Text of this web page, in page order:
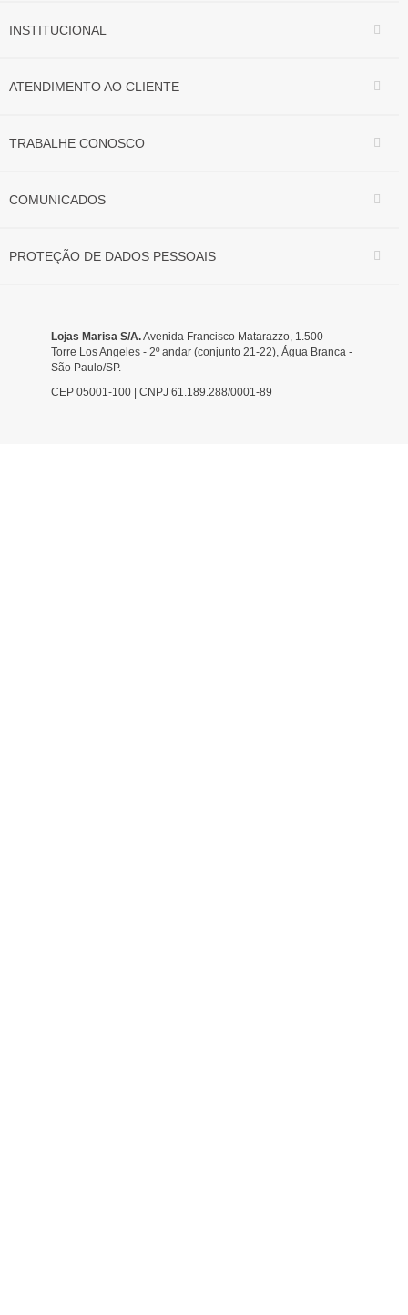
INSTITUCIONAL
ATENDIMENTO AO CLIENTE
TRABALHE CONOSCO
COMUNICADOS
PROTEÇÃO DE DADOS PESSOAIS
Lojas Marisa S/A.Avenida Francisco Matarazzo, 1.500
Torre Los Angeles - 2º andar (conjunto 21-22), Água Branca -
São Paulo/SP.
CEP 05001-100 | CNPJ 61.189.288/0001-89